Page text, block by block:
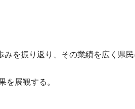
を振り返り、その業績を広く県
を展観する。